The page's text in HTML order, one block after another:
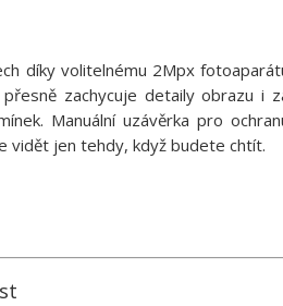
díky volitelnému 2Mpx
zachycuje detaily obrazu i
Manuální uzávěrka pro
vidět jen tehdy, když budete chtít.